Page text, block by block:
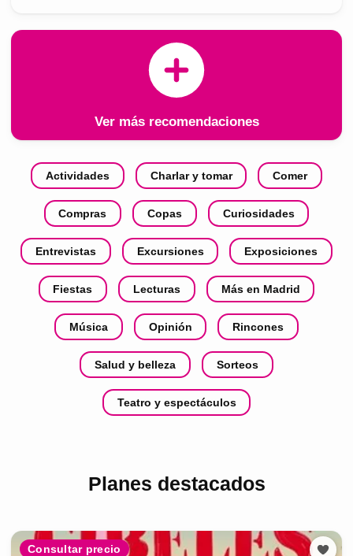
Ver más recomendaciones
Actividades Charlar y tomar Comer
Compras Copas Curiosidades
Entrevistas Excursiones Exposiciones
Fiestas Lecturas Más en Madrid
Música Opinión Rincones
Salud y belleza Sorteos
Teatro y espectáculos
Planes destacados
Consultar precio